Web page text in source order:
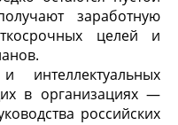
заработную
целей и
интеллектуальных
в организациях —
российских